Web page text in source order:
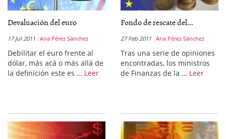
Devaluación del euro
17 Jul 2011 Ana Pérez Sánchez
Debilitar el euro frente al
dólar, más acá o más allá de
la definición este es … Leer
Fondo de rescate del...
27 Feb 2011 Ana Pérez Sánchez
Tras una serie de opiniones
encontradas, los ministros
de Finanzas de la … Leer